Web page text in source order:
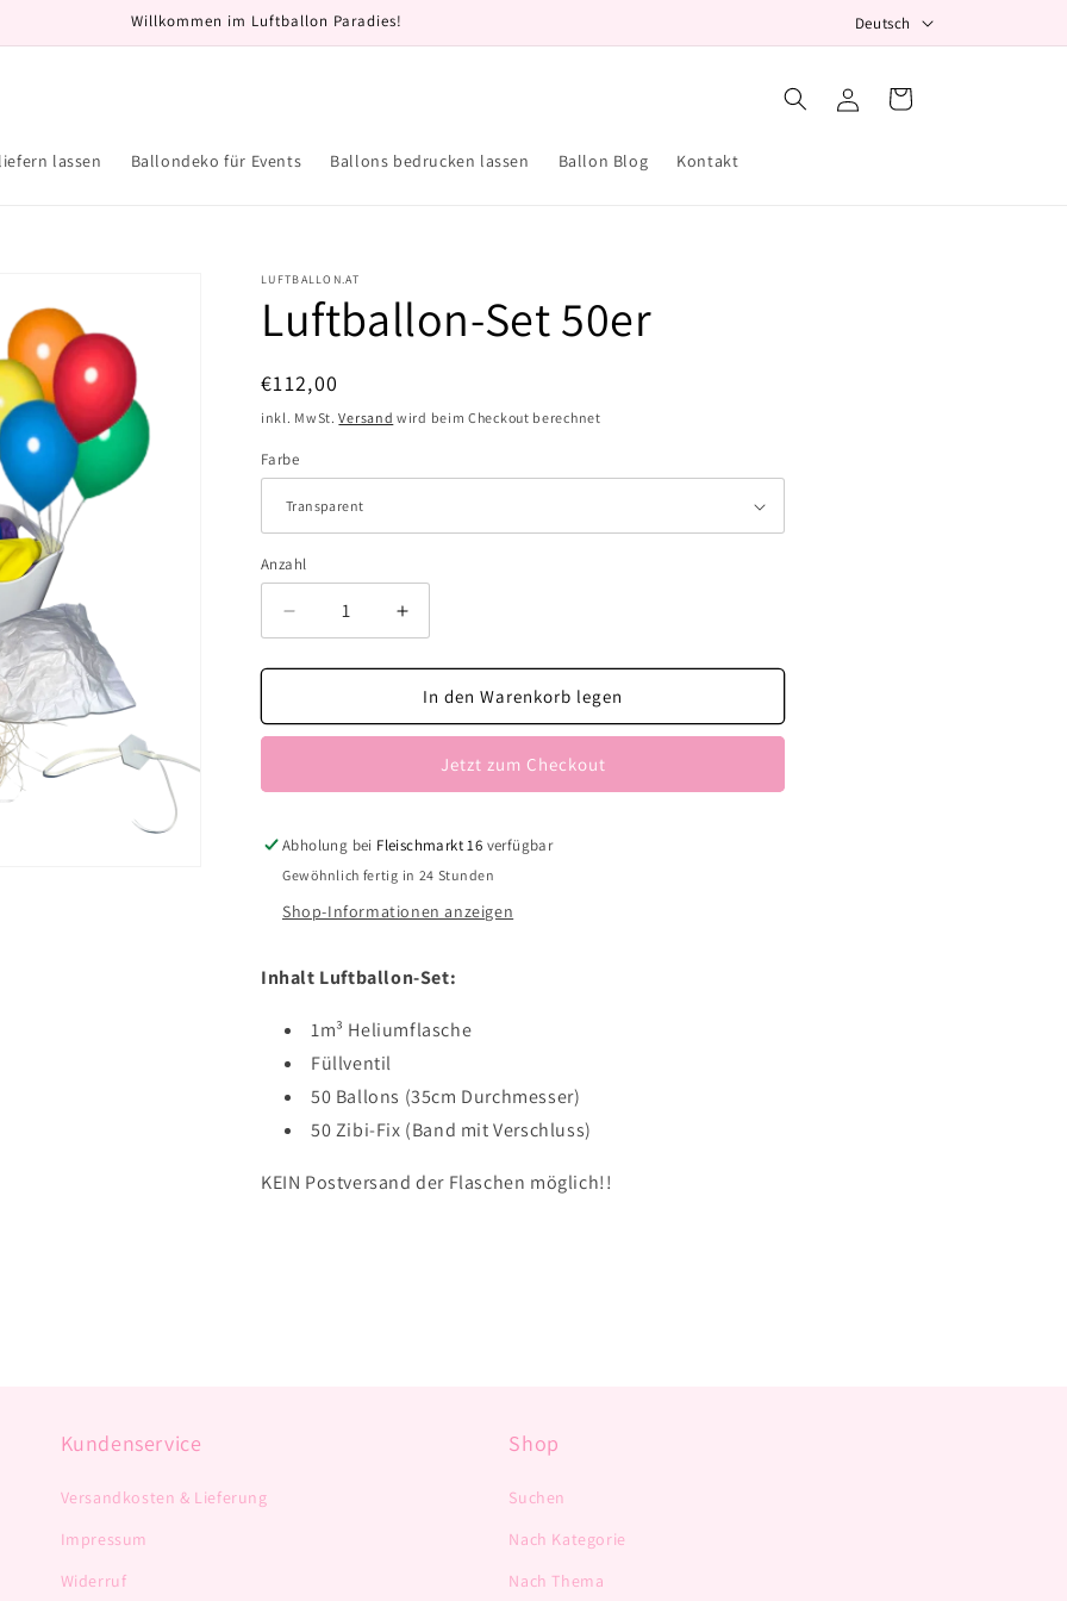
Willkommen im Luftballon Paradies!
p
r
Deutsch
lassen Ballondeko für Events Ballons bedrucken lassen Ballon Blog Kontakt
EinloggenWarenkorb
LUFTBALLON.AT
Luftballon-Set 50er
Normaler
Preis
€112,00
inkl. MwSt.Versand wird beim Checkout berechnet
Farbe
Anzahl
Verringere
die
Menge
Luftballon-
Erhöhe
die
Menge
für
Luftballon-
50er
In den Warenkorb legen
Jetzt zum Checkout
Abholung bei Fleischmarkt 16 verfügbar
Gewöhnlich fertig in 24 Stunden
Shop-Informationen anzeigen
Inhalt Luftballon-Set:
1m³ Heliumflasche
Füllventil
50 Ballons (35cm Durchmesser)
50 Zibi-Fix (Band mit Verschluss)
KEIN Postversand der Flaschen möglich!!
Kundenservice
Versandkosten & Lieferung
Impressum
Widerruf
Shop
Suchen
Nach Kategorie
Nach Thema